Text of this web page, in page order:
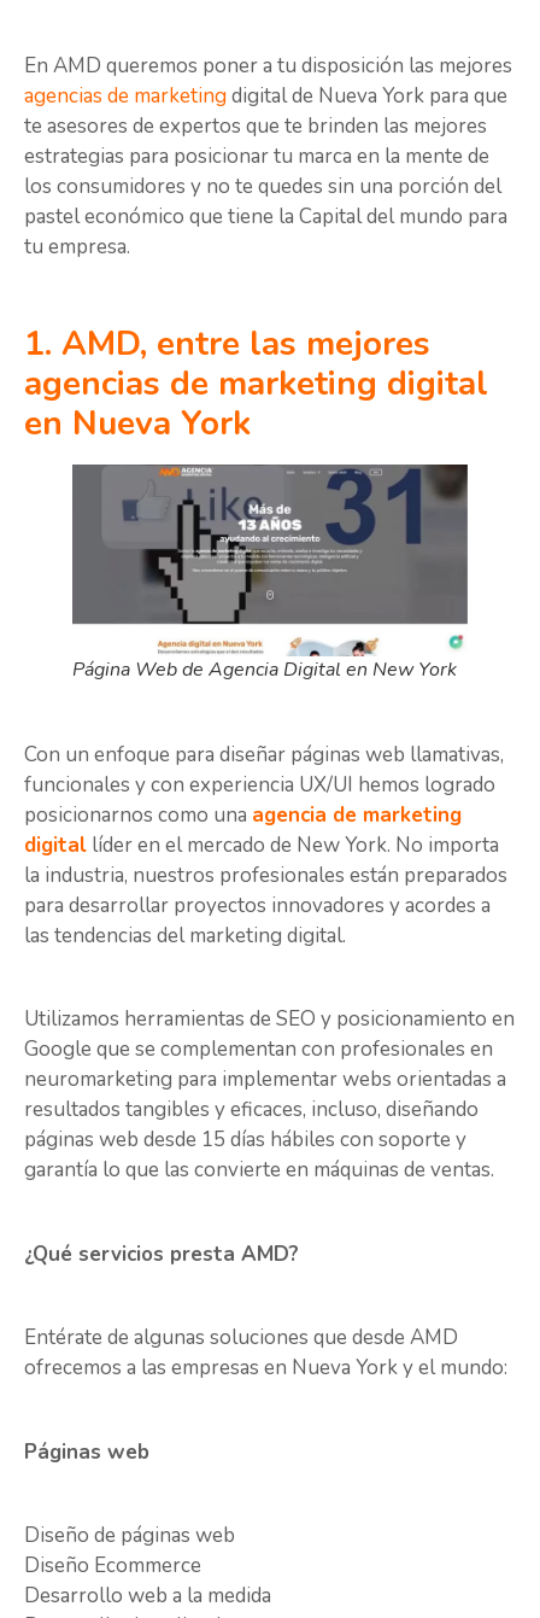
En AMD queremos poner a tu disposición las mejores
agencias de marketingdigital de Nueva York para que
te asesores de expertos que te brinden las mejores
estrategias para posicionar tu marca en la mente de
los consumidores y no te quedes sin una porción del
pastel económico que tiene la Capital del mundo para
tu empresa.
1. AMD, entre las mejores
agencias de marketing digital
en Nueva York
Página Web de Agencia Digital en New York
Con un enfoque para diseñar páginas web llamativas,
funcionales y con experiencia UX/UI hemos logrado
posicionarnos como una agencia de marketing
digital líder en el mercado de New York. No importa
la industria, nuestros profesionales están preparados
para desarrollar proyectos innovadores y acordes a
las tendencias del marketing digital.
Utilizamos herramientas de SEO y posicionamiento en
Google que se complementan con profesionales en
neuromarketing para implementar webs orientadas a
resultados tangibles y eficaces, incluso, diseñando
páginas web desde 15 días hábiles con soporte y
garantía lo que las convierte en máquinas de ventas.
¿Qué servicios presta AMD?
Entérate de algunas soluciones que desde AMD
ofrecemos a las empresas en Nueva York y el mundo:
Páginas web
Diseño de páginas web
Diseño Ecommerce
Desarrollo web a la medida